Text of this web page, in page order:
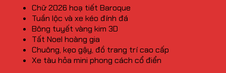
Chữ 2026 hoạ tiết Baroque
Tuần lộc và xe kéo đính đá
Bông tuyết vàng kim 3D
Tất Noel hoàng gia
Chuông, kẹo gậy, đồ trang trí cao cấp
Xe tàu hỏa mini phong cách cổ điển